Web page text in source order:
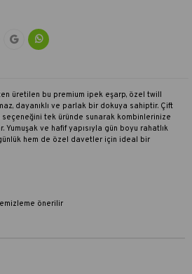
üretilen bu premium ipek eşarp, özel twill
dayanıklı ve parlak bir dokuya sahiptir. Çift
seçeneğini tek üründe sunarak kombinlerinize
Yumuşak ve hafif yapısıyla gün boyu rahatlık
hem de özel davetler için ideal bir
önerilir